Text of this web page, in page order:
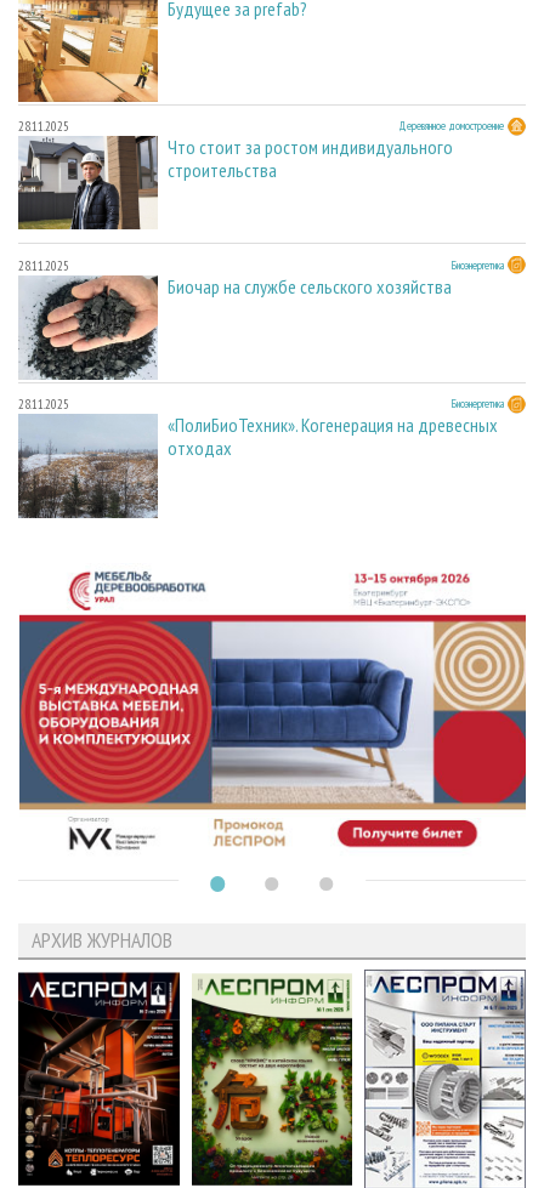
Будущее за prefab?
28.11.2025 Деревянное домостроение
Что стоит за ростом индивидуального
строительства
28.11.2025 Биоэнергетика
Биочар на службе сельского хозяйства
28.11.2025 Биоэнергетика
«ПолиБиоТехник». Когенерация на древесных
отходах
АРХИВ ЖУРНАЛОВ